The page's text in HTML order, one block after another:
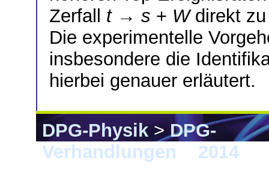
Zerfall t→ s + Wdirekt zu
Die experimentelle
insbesondere die
hierbei genauer erläutert.
DPG-Physik>DPG-
Verhandlungen
2014